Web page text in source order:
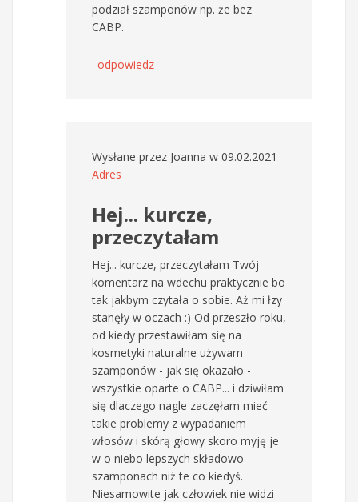
podział szamponów np. że bez
CABP.
odpowiedz
Wysłane przez Joanna w 09.02.2021
Adres
Hej... kurcze,
przeczytałam
Hej... kurcze, przeczytałam Twój
komentarz na wdechu praktycznie bo
tak jakbym czytała o sobie. Aż mi łzy
stanęły w oczach :) Od przeszło roku,
od kiedy przestawiłam się na
kosmetyki naturalne używam
szamponów - jak się okazało -
wszystkie oparte o CABP... i dziwiłam
się dlaczego nagle zaczęłam mieć
takie problemy z wypadaniem
włosów i skórą głowy skoro myję je
w o niebo lepszych składowo
szamponach niż te co kiedyś.
Niesamowite jak człowiek nie widzi